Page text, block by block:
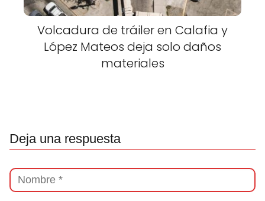
Volcadura de tráiler en Calafia y
López Mateos deja solo daños
materiales
Deja una respuesta